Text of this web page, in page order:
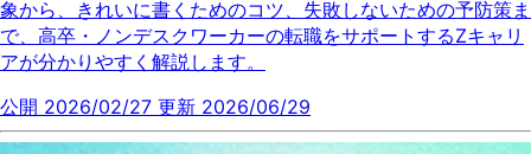
象から、きれいに書くためのコツ、失敗しないための予防策ま
で、高卒・ノンデスクワーカーの転職をサポートするZキャリ
アが分かりやすく解説します。
公開 2026/02/27 更新 2026/06/29